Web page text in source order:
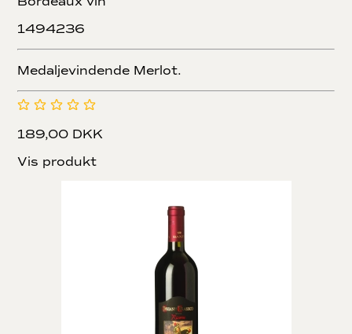
1494236
Medaljevindende Merlot.
189,00 DKK
Vis produkt